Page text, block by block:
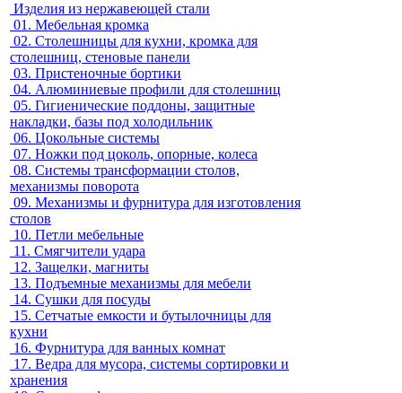
Изделия из нержавеющей стали
01. Мебельная кромка
02. Столешницы для кухни, кромка для
столешниц, стеновые панели
03. Пристеночные бортики
04. Алюминиевые профили для столешниц
05. Гигиенические поддоны, защитные
накладки, базы под холодильник
06. Цокольные системы
07. Ножки под цоколь, опорные, колеса
08. Системы трансформации столов,
механизмы поворота
09. Механизмы и фурнитура для изготовления
столов
10. Петли мебельные
11. Смягчители удара
12. Защелки, магниты
13. Подъемные механизмы для мебели
14. Сушки для посуды
15. Сетчатые емкости и бутылочницы для
кухни
16. Фурнитура для ванных комнат
17. Ведра для мусора, системы сортировки и
хранения